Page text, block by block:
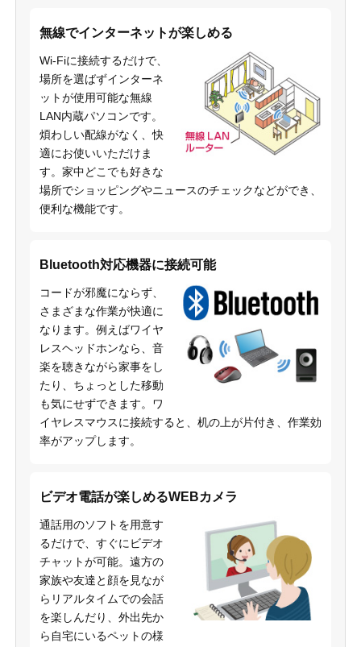
無線でインターネットが楽しめる
Wi-Fiに接続するだけで、
場所を選ばずインターネ
ットが使用可能な無線
LAN内蔵パソコンです。
煩わしい配線がなく、快
適にお使いいただけま
す。家中どこでも好きな
場所でショッピングやニュースのチェックなどができ、
便利な機能です。
Bluetooth対応機器に接続可能
コードが邪魔にならず、
さまざまな作業が快適に
なります。例えばワイヤ
レスヘッドホンなら、音
楽を聴きながら家事をし
たり、ちょっとした移動
も気にせずできます。ワ
イヤレスマウスに接続すると、机の上が片付き、作業効
率がアップします。
ビデオ電話が楽しめるWEBカメラ
通話用のソフトを用意す
るだけで、すぐにビデオ
チャットが可能。遠方の
家族や友達と顔を見なが
らリアルタイムでの会話
を楽しんだり、外出先か
ら自宅にいるペットの様